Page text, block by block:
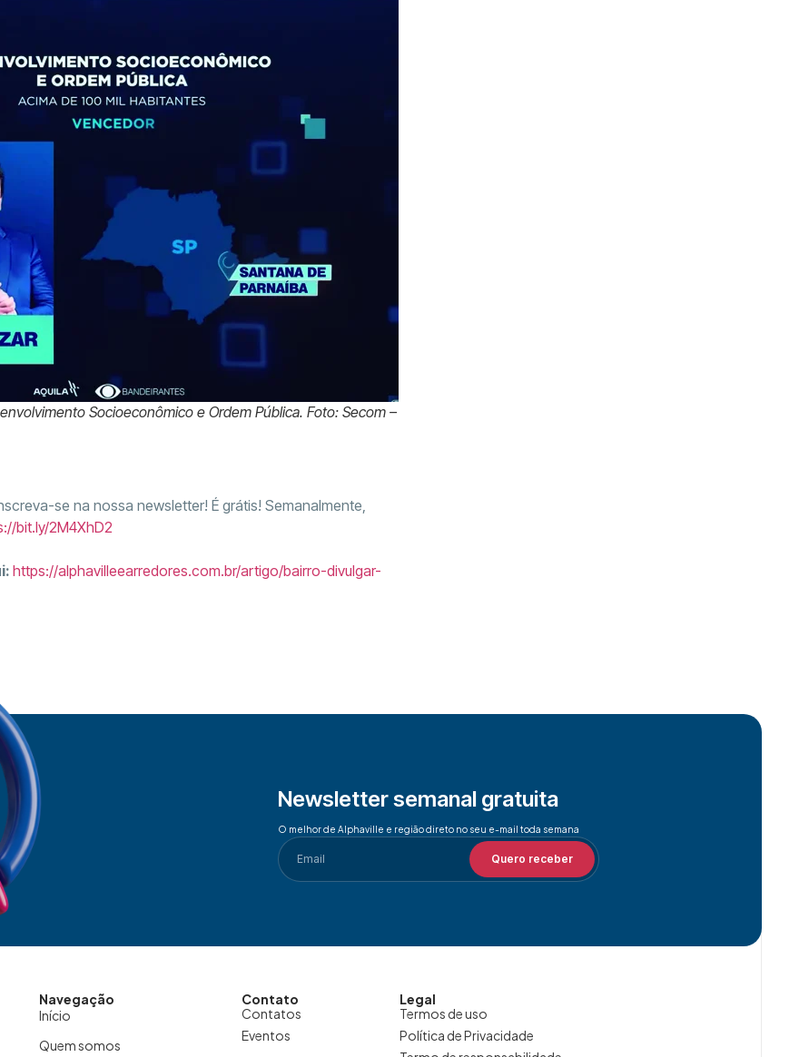
Socioeconômico e Ordem Pública. Foto: Secom –
se na nossa newsletter! É grátis! Semanalmente,
bit.ly/2M4XhD2
https://alphavilleearredores.com.br/artigo/bairro-divulgar-
Newsletter semanal gratuita
O melhor de Alphaville e região direto no seu e-mail toda semana
Quero receber
Navegação
Início
Quem somos
Contato
Contatos
Eventos
Legal
Termos de uso
Política de Privacidade